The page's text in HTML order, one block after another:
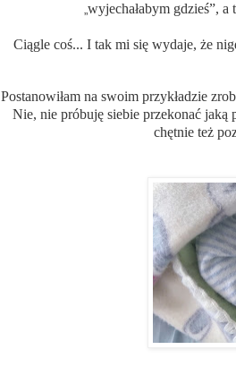
„wyjechałabym gdzieś”, a
Ciągle coś... I tak mi się wydaje, że
Postanowiłam na swoim przykładzie
Nie, nie próbuję siebie przekonać jaką
chętnie też